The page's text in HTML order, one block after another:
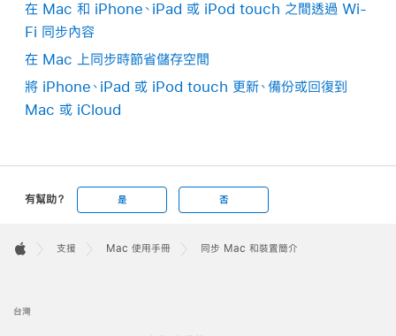
在 Mac 和 iPhone、iPad 或 iPod touch 之間透過 Wi-
Fi 同步內容
在 Mac 上同步時節省儲存空間
將 iPhone、iPad 或 iPod touch 更新、備份或回復到
Mac 或 iCloud
有幫助？ 是 否
Footer

支援 Mac 使用手冊 同步 Mac 和裝置簡介
台灣